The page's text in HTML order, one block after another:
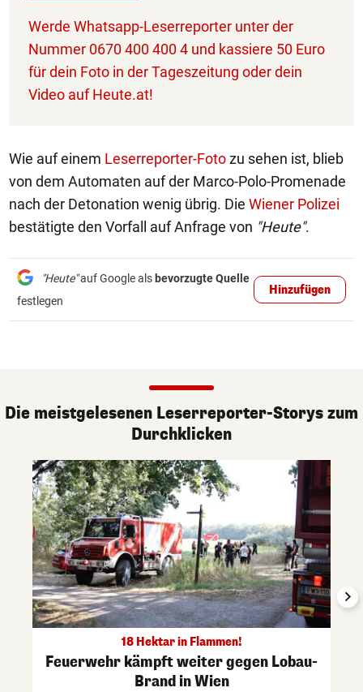
Werde Whatsapp-Leserreporter unter der
Nummer 0670 400 400 4 und kassiere 50 Euro
für dein Foto in der Tageszeitung oder dein
Video auf Heute.at!
Wie auf einem Leserreporter-Fotozu sehen ist, blieb
von dem Automaten auf der Marco-Polo-Promenade
nach der Detonation wenig übrig. Die Wiener Polizei
bestätigte den Vorfall auf Anfrage von "Heute".
"Heute"auf Google als bevorzugte Quelle
festlegen
Hinzufügen
Die meistgelesenen Leserreporter-Storys zum
Durchklicken
18 Hektar in Flammen!
Feuerwehr kämpft weiter gegen Lobau-
Brand in Wien